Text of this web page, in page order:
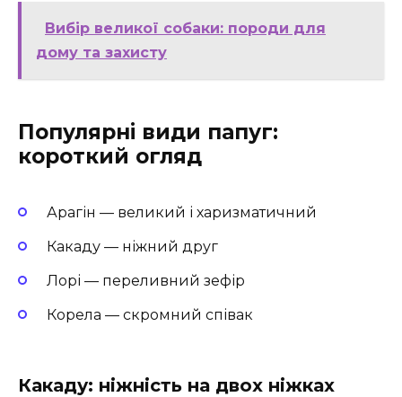
Вибір великої собаки: породи для
дому та захисту
Популярні види папуг:
короткий огляд
Арагін — великий і харизматичний
Какаду — ніжний друг
Лорі — переливний зефір
Корела — скромний співак
Какаду: ніжність на двох ніжках